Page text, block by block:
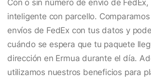
Con o sin número de envío de FedEx,
inteligente con parcello.
envíos de FedEx con tus datos y
cuándo se espera que tu paquete
dirección en Ermua durante el día.
utilizamos nuestros beneficios para